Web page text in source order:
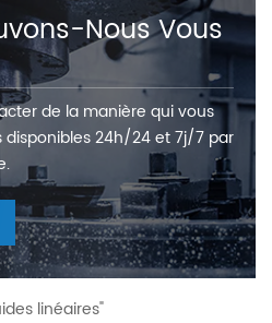
Nous Vous
de la manière qui vous
disponibles 24h/24 et 7j/7 par
linéaires"